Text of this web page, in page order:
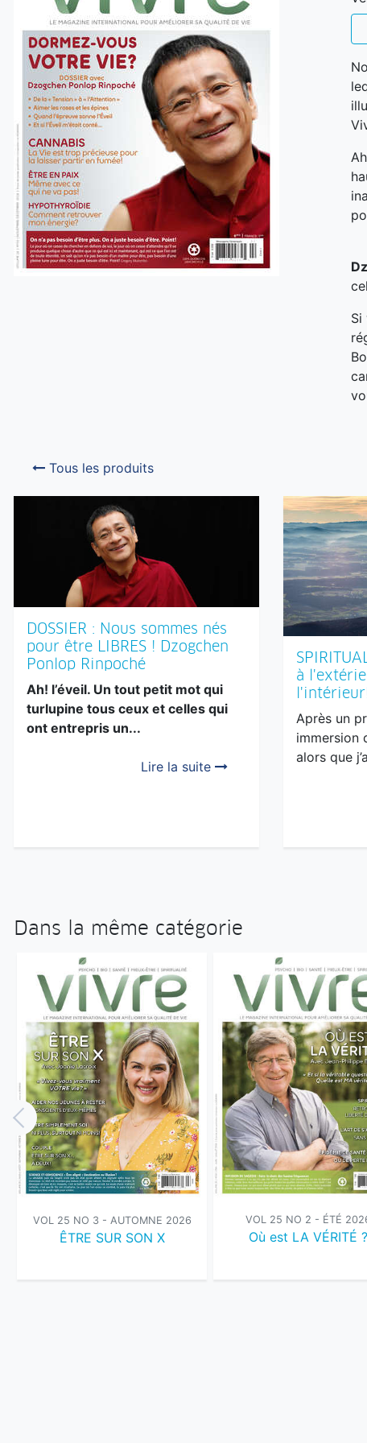
Si
Tous les produits
DOSSIER : Nous sommes nés
pour être LIBRES ! Dzogchen
Ponlop Rinpoché
Ah! l’éveil. Un tout petit mot qui
turlupine tous ceux et celles qui
ont entrepris un...
Lire la suite
à
Après un
immersion
alors que
Dans la même catégorie
VOL 25 NO 3 - AUTOMNE 2026
ÊTRE SUR SON X
VOL 25 NO 2 - ÉTÉ
Où est LA VÉRITÉ ?